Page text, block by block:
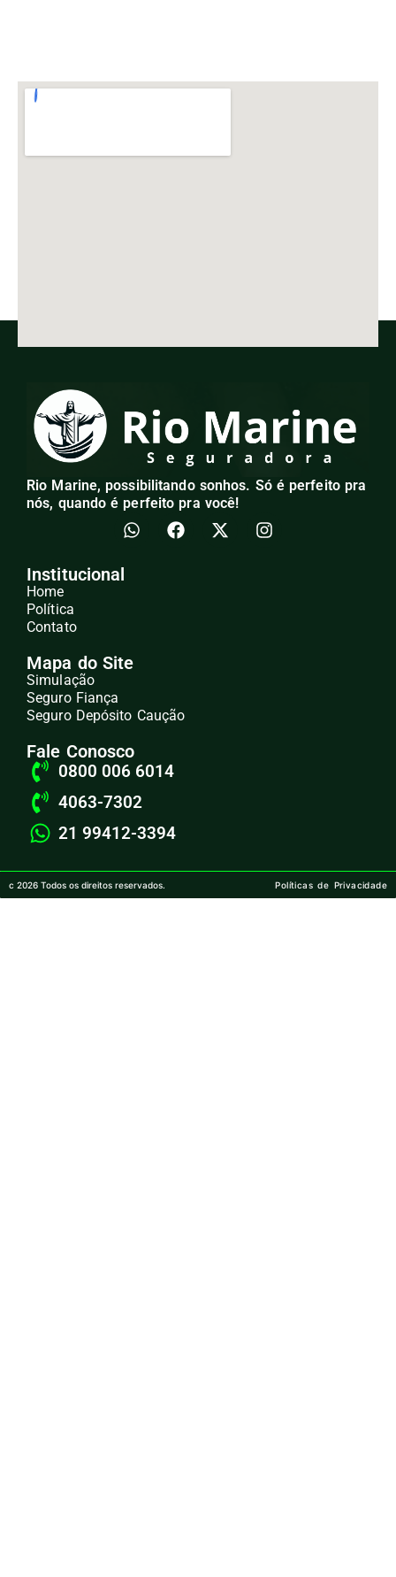
Rio Marine, possibilitando sonhos. Só é perfeito pra
nós, quando é perfeito pra você!
Institucional
Home
Política
Contato
Mapa do Site
Simulação
Seguro Fiança
Seguro Depósito Caução
Fale Conosco
0800 006 6014
4063-7302
21 99412-3394
c 2026 Todos os direitos reservados. Políticas de Privacidade